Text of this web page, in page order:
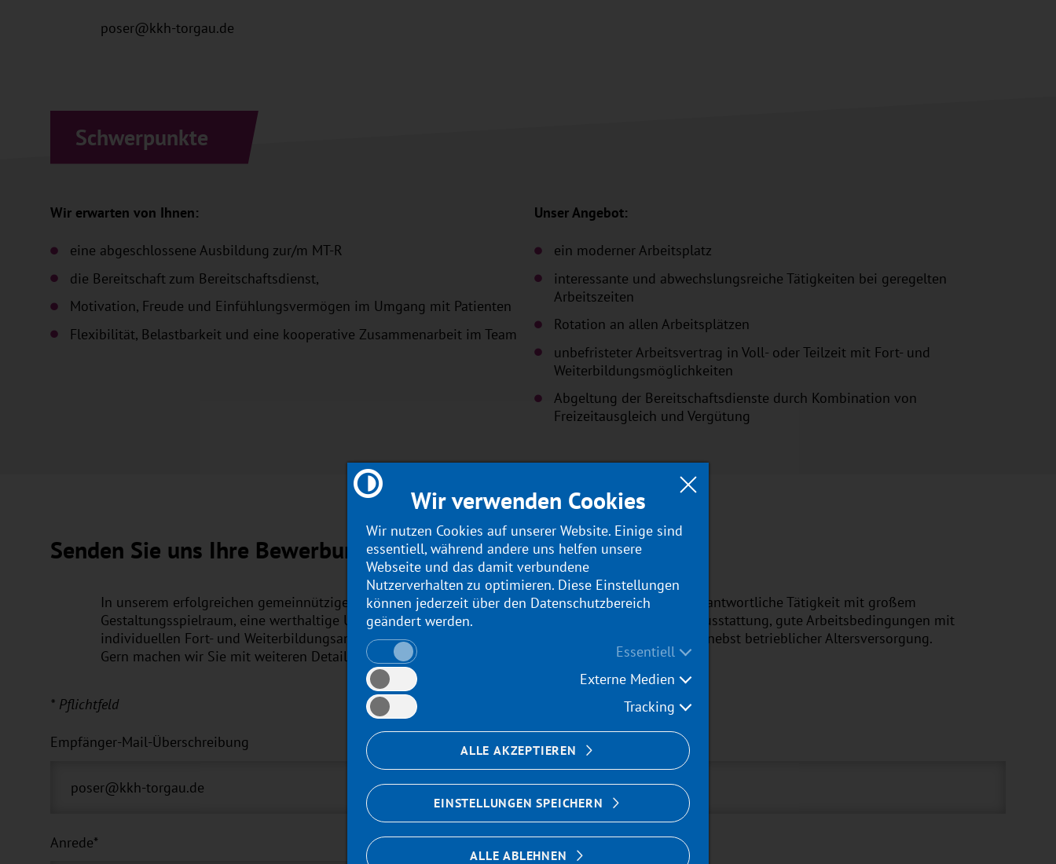
poser@kkh-torgau.de
Schwerpunkte
Wir erwarten von Ihnen:
eine abgeschlossene Ausbildung zur/m MT-R
die Bereitschaft zum Bereitschaftsdienst,
Motivation, Freude und Einfühlungsvermögen im Umgang mit Patienten
Flexibilität, Belastbarkeit und eine kooperative Zusammenarbeit im Team
Unser Angebot:
ein moderner Arbeitsplatz
interessante und abwechslungsreiche Tätigkeiten bei geregelten
Arbeitszeiten
Rotation an allen Arbeitsplätzen
unbefristeter Arbeitsvertrag in Voll- oder Teilzeit mit Fort- und
Weiterbildungsmöglichkeiten
Abgeltung der Bereitschaftsdienste durch Kombination von
Freizeitausgleich und Vergütung
Senden Sie uns Ihre Bewerbungsunterlagen.
In unserem erfolgreichen gemeinnützigen Unternehmen bieten wir Ihnen eine interessante und verantwortliche Tätigkeit mit großem
Gestaltungsspielraum, eine werthaltige Unternehmenskultur, eine gute räumliche und apparative Ausstattung, gute Arbeitsbedingungen mit
individuellen Fort- und Weiterbildungsangeboten und eine der Position entsprechenden Vergütung nebst betrieblicher Altersversorgung.
Gern machen wir Sie mit weiteren Details vertraut und freuen uns auf Ihre Bewerbung.
* Pflichtfeld
Empfänger-Mail-Überschreibung
Anrede*
Wir verwenden Cookies
Wir nutzen Cookies auf unserer Website. Einige sind
essentiell, während andere uns helfen unsere
Webseite und das damit verbundene
Nutzerverhalten zu optimieren. Diese Einstellungen
können jederzeit über den Datenschutzbereich
geändert werden.
Essentiell
Externe Medien
Tracking
ALLE AKZEPTIEREN
EINSTELLUNGEN SPEICHERN
ALLE ABLEHNEN